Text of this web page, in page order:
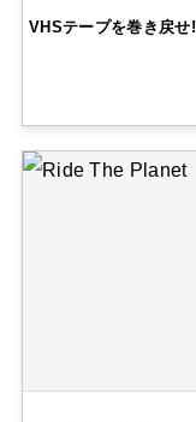
VHSテープを巻き戻せ!